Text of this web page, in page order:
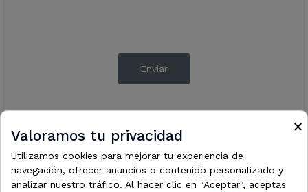
×
Valoramos tu privacidad
Utilizamos cookies para mejorar tu experiencia de
navegación, ofrecer anuncios o contenido personalizado y
analizar nuestro tráfico. Al hacer clic en "Aceptar", aceptas